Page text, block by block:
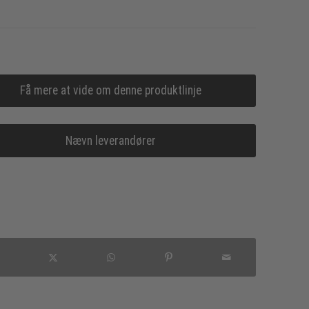
Få mere at vide om denne produktlinje
Nævn leverandører